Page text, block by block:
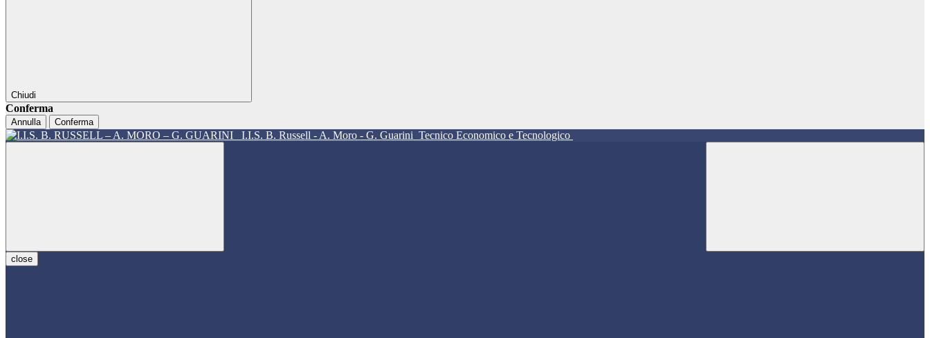
Chiudi
Conferma
Annulla Conferma
I.I.S. B. Russell - A. Moro - G. Guarini Tecnico Economico e Tecnologico
close